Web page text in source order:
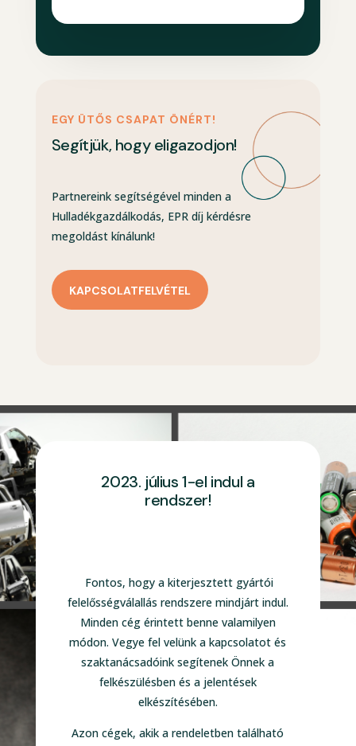
EGY ÜTŐS CSAPAT ÖNÉRT!
Segítjük, hogy eligazodjon!
Partnereink segítségével minden a
Hulladékgazdálkodás, EPR díj kérdésre
megoldást kínálunk!
KAPCSOLATFELVÉTEL
2023. július 1-el indul a
rendszer!
Fontos, hogy a kiterjesztett gyártói
felelősségválallás rendszere mindjárt indul.
Minden cég érintett benne valamilyen
módon. Vegye fel velünk a kapcsolatot és
szaktanácsadóink segítenek Önnek a
felkészülésben és a jelentések
elkészítésében.
Azon cégek, akik a rendeletben található